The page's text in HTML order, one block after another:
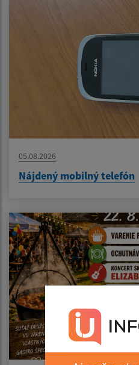
05.08.2026
Nájdený mobilný telefón